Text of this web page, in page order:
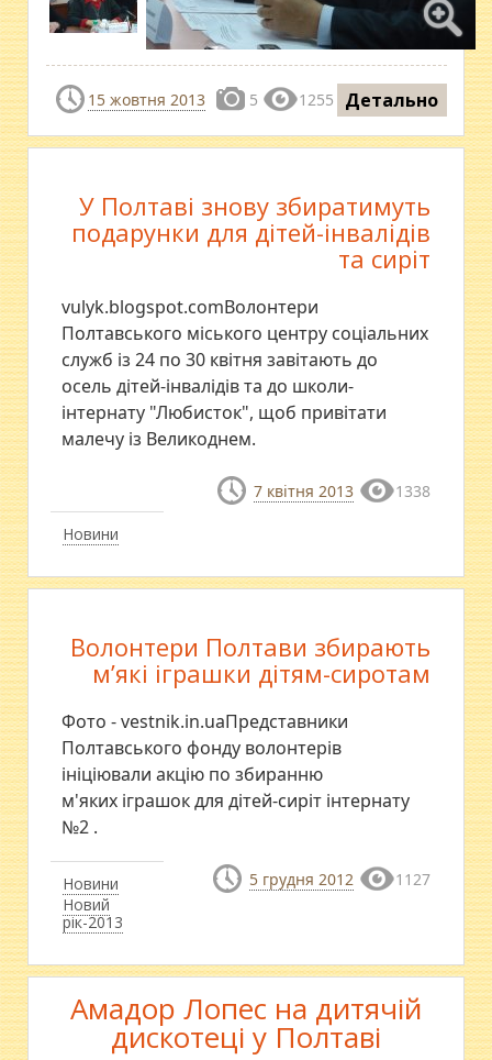
15 жовтня 2013 5 1255 Детально
Новини
У Полтаві знову збиратимуть
подарунки для дітей-інвалідів
та сиріт
vulyk.blogspot.comВолонтери
Полтавського міського центру соціальних
служб із 24 по 30 квітня завітають до
осель дітей-інвалідів та до школи-
інтернату "Любисток", щоб привітати
малечу із Великоднем.
7 квітня 2013 1338
Новини
Новий
рік-2013
Волонтери Полтави збирають
м’які іграшки дітям-сиротам
Фото - vestnik.in.uaПредставники
Полтавського фонду волонтерів
ініціювали акцію по збиранню
м'яких іграшок для дітей-сиріт інтернату
№2 .
5 грудня 2012 1127
Амадор Лопес на дитячій
дискотеці у Полтаві